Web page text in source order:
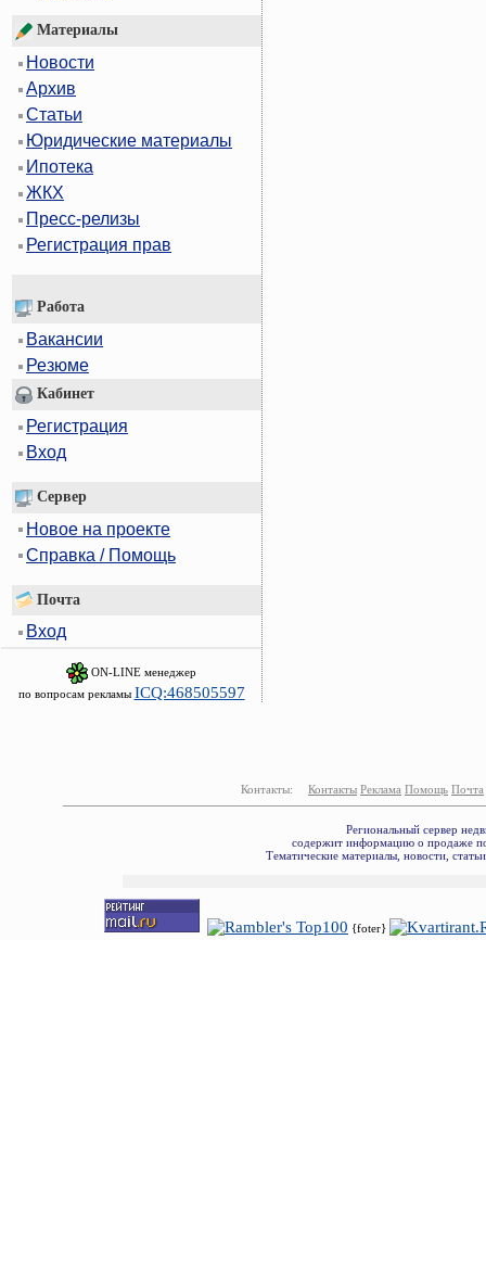
Материалы
Новости
Архив
Статьи
Юридические материалы
Ипотека
ЖКХ
Пресс-релизы
Регистрация прав
Работа
Вакансии
Резюме
Кабинет
Регистрация
Вход
Сервер
Новое на проекте
Справка / Помощь
Почта
Вход
ON-LINE менеджер
по вопросам рекламы ICQ:468505597
Контакты: Контакты Реклама Помощь Почта
Региональный сервер
содержит информацию о продаже
Тематические материалы, новости,
{foter}